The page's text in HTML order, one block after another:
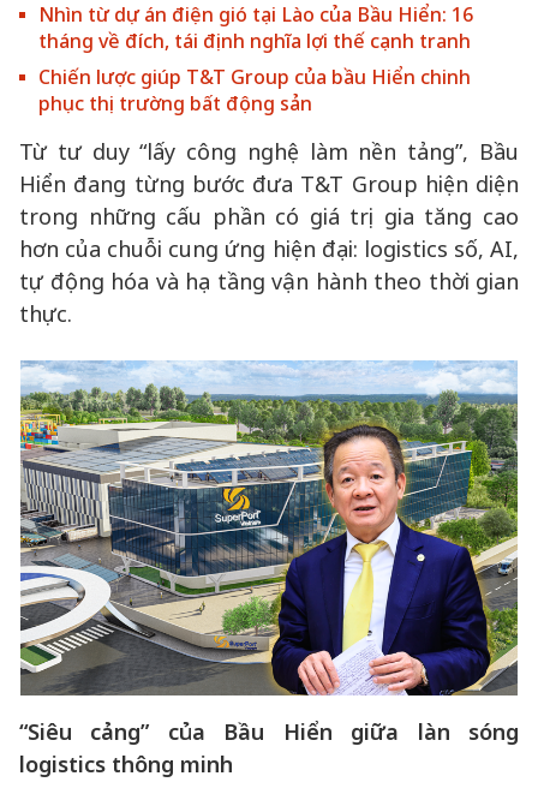
Nhìn từ dự án điện gió tại Lào của Bầu Hiển: 16
tháng về đích, tái định nghĩa lợi thế cạnh tranh
Chiến lược giúp T&T Group của bầu Hiển chinh
phục thị trường bất động sản
Từ tư duy “lấy công nghệ làm nền tảng”, Bầu
Hiển đang từng bước đưa T&T Group hiện diện
trong những cấu phần có giá trị gia tăng cao
hơn của chuỗi cung ứng hiện đại: logistics số, AI,
tự động hóa và hạ tầng vận hành theo thời gian
thực.
“Siêu cảng” của Bầu Hiển giữa làn sóng
logistics thông minh